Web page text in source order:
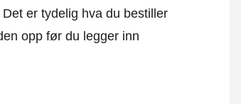
er tydelig hva du bestiller
opp før du legger inn